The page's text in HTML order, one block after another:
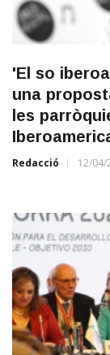
'El so
una
les
Redacció 12/04/